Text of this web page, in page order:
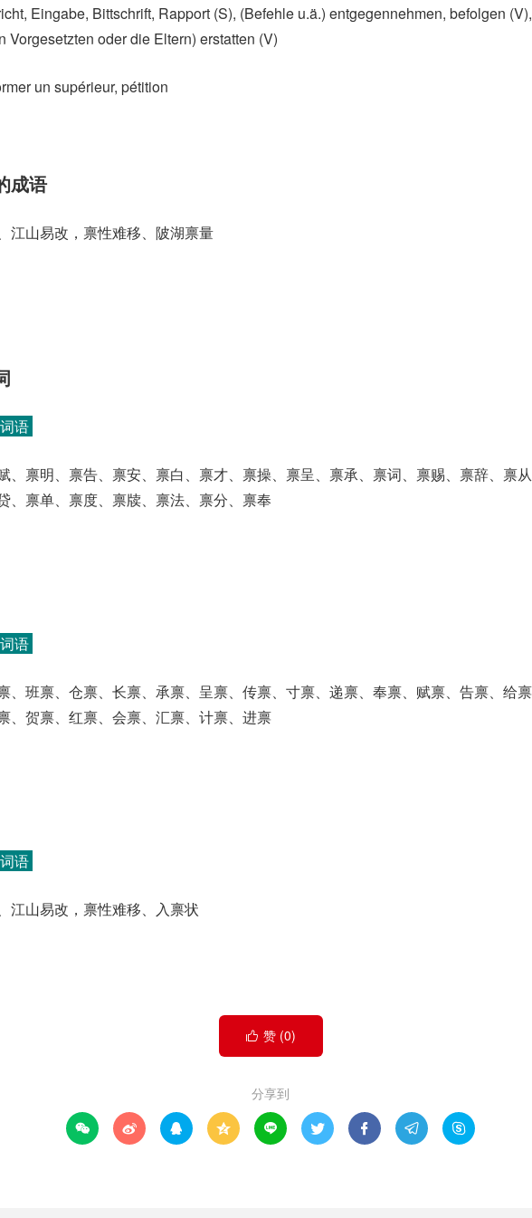
Eingabe, Bittschrift, Rapport (S)​, (Befehle u.ä.)​ entgegennehmen, befolgen
Vorgesetzten oder die Eltern)​ erstatten (V)
un supérieur, pétition
成语
江山易改，禀性难移、陂湖禀量
语
、禀明、禀告、禀安、禀白、禀才、禀操、禀呈、禀承、禀词、禀赐、禀辞、禀从
、禀单、禀度、禀牍、禀法、禀分、禀奉
语
、班禀、仓禀、长禀、承禀、呈禀、传禀、寸禀、递禀、奉禀、赋禀、告禀、给禀
、贺禀、红禀、会禀、汇禀、计禀、进禀
语
江山易改，禀性难移、入禀状
 赞 (0)
分享到
        